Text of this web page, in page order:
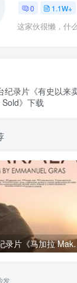
0 1.1W+
这家伙很懒，什
纪录片《有史以来
》下载
社会生活
发